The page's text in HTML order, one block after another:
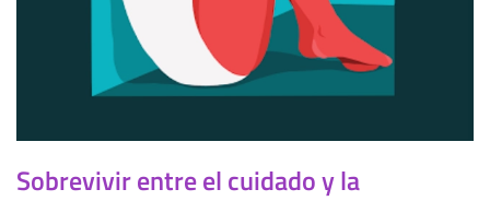
Sobrevivir entre el cuidado y la